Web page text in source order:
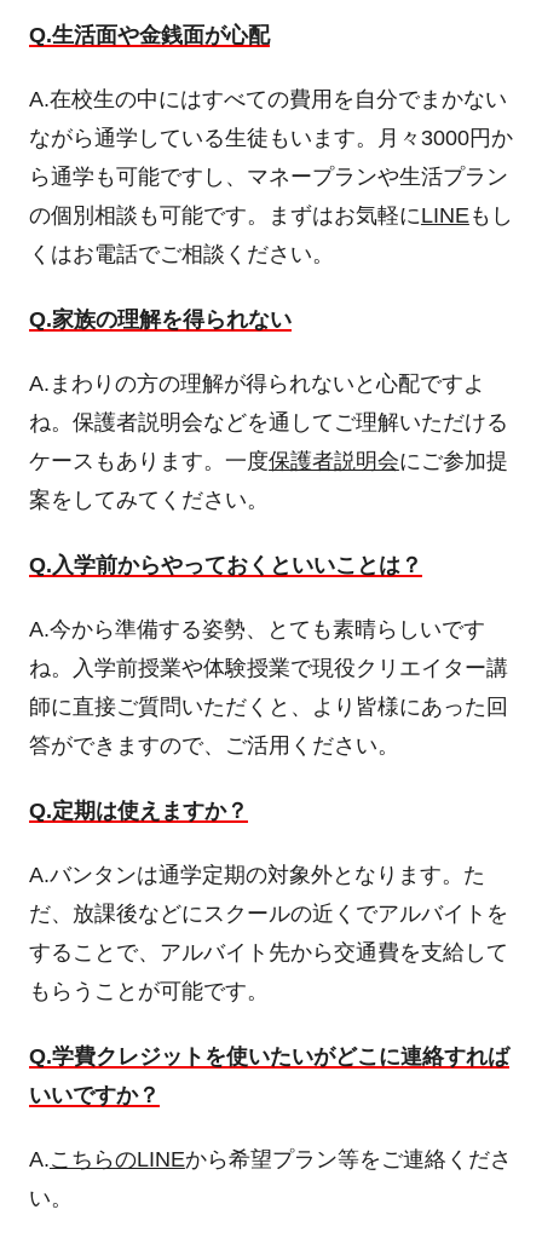
Q.生活面や金銭面が心配
A.在校生の中にはすべての費用を自分でまかない
ながら通学している生徒もいます。月々3000円か
ら通学も可能ですし、マネープランや生活プラン
の個別相談も可能です。まずはお気軽にLINEもし
くはお電話でご相談ください。
Q.家族の理解を得られない
A.まわりの方の理解が得られないと心配ですよ
ね。保護者説明会などを通してご理解いただける
ケースもあります。一度保護者説明会にご参加提
案をしてみてください。
Q.入学前からやっておくといいことは？
A.今から準備する姿勢、とても素晴らしいです
ね。入学前授業や体験授業で現役クリエイター講
師に直接ご質問いただくと、より皆様にあった回
答ができますので、ご活用ください。
Q.定期は使えますか？
A.バンタンは通学定期の対象外となります。た
だ、放課後などにスクールの近くでアルバイトを
することで、アルバイト先から交通費を支給して
もらうことが可能です。
Q.学費クレジットを使いたいがどこに連絡すれば
いいですか？
A.こちらのLINEから希望プラン等をご連絡くださ
い。